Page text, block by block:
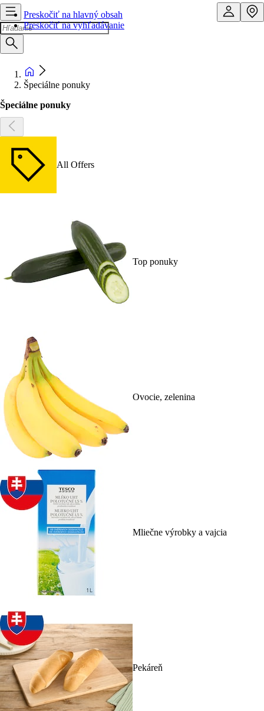
Preskočiť na hlavný obsah
Preskočiť na vyhľadávanie
Špeciálne ponuky
Špeciálne ponuky
All Offers
Top ponuky
Ovocie, zelenina
Mliečne výrobky a vajcia
Pekáreň